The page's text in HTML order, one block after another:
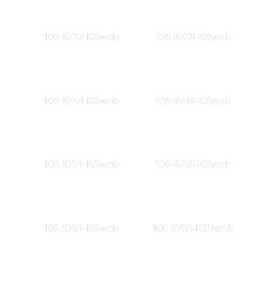
106 8727-KSweb 106 8728-KSweb
106 8744-KSweb 106 8748-KSweb
106 8751-KSweb 106 8755-KSweb
106 8761-KSweb 106 8763-KS5web